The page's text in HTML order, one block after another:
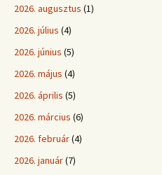
2026. augusztus (1)
2026. július (4)
2026. június (5)
2026. május (4)
2026. április (5)
2026. március (6)
2026. február(4)
2026. január(7)